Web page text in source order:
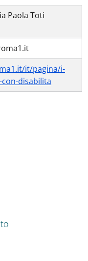
Paola Toti
it/pagina/i-
disabilita